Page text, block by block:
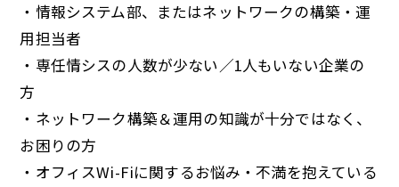
・情報システム部、またはネットワークの構築・運
用担当者
・専任情シスの人数が少ない／1人もいない企業の
方
・ネットワーク構築＆運用の知識が十分ではなく、
お困りの方
・オフィスWi-Fiに関するお悩み・不満を抱えている